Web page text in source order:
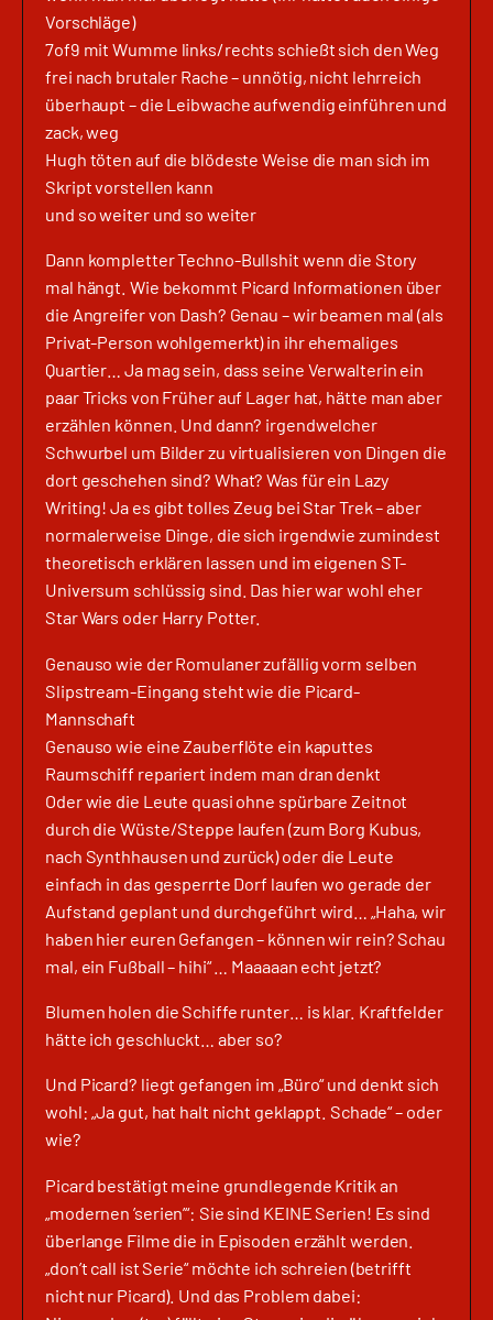
Vorschläge)
7of9 mit Wumme links/rechts schießt sich den Weg
frei nach brutaler Rache – unnötig, nicht lehrreich
überhaupt – die Leibwache aufwendig einführen und
zack, weg
Hugh töten auf die blödeste Weise die man sich im
Skript vorstellen kann
und so weiter und so weiter
Dann kompletter Techno-Bullshit wenn die Story
mal hängt. Wie bekommt Picard Informationen über
die Angreifer von Dash? Genau – wir beamen mal (als
Privat-Person wohlgemerkt) in ihr ehemaliges
Quartier… Ja mag sein, dass seine Verwalterin ein
paar Tricks von Früher auf Lager hat, hätte man aber
erzählen können. Und dann? irgendwelcher
Schwurbel um Bilder zu virtualisieren von Dingen die
dort geschehen sind? What? Was für ein Lazy
Writing! Ja es gibt tolles Zeug bei Star Trek – aber
normalerweise Dinge, die sich irgendwie zumindest
theoretisch erklären lassen und im eigenen ST-
Universum schlüssig sind. Das hier war wohl eher
Star Wars oder Harry Potter.
Genauso wie der Romulaner zufällig vorm selben
Slipstream-Eingang steht wie die Picard-
Mannschaft
Genauso wie eine Zauberflöte ein kaputtes
Raumschiff repariert indem man dran denkt
Oder wie die Leute quasi ohne spürbare Zeitnot
durch die Wüste/Steppe laufen (zum Borg Kubus,
nach Synthhausen und zurück) oder die Leute
einfach in das gesperrte Dorf laufen wo gerade der
Aufstand geplant und durchgeführt wird… „Haha, wir
haben hier euren Gefangen – können wir rein? Schau
mal, ein Fußball – hihi“ … Maaaaan echt jetzt?
Blumen holen die Schiffe runter… is klar. Kraftfelder
hätte ich geschluckt… aber so?
Und Picard? liegt gefangen im „Büro“ und denkt sich
wohl: „Ja gut, hat halt nicht geklappt. Schade“ – oder
wie?
Picard bestätigt meine grundlegende Kritik an
„modernen ’serien’“: Sie sind KEINE Serien! Es sind
überlange Filme die in Episoden erzählt werden.
„don’t call ist Serie“ möchte ich schreien (betrifft
nicht nur Picard). Und das Problem dabei: